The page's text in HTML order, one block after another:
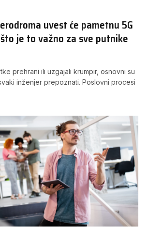
uvest će pametnu 5G
je to važno za sve putnike
prehrani ili uzgajali krumpir, osnovni su
inženjer prepoznati. Poslovni procesi